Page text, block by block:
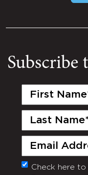
First
Last
Email
(Required)
Monthly
Check here